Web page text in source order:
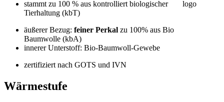
stammt zu 100 % aus kontrolliert biologischer
Tierhaltung (kbT)
äußerer Bezug: feiner Perkal zu 100% aus Bio
Baumwolle (kbA)
innerer Unterstoff: Bio-Baumwoll-Gewebe
zertifiziert nach GOTS und IVN
Wärmestufe